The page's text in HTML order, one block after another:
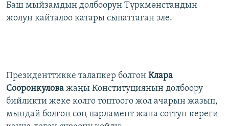
Баш мыйзамдын долбоорун Түркмөнстандын
жолун кайталоо катары сыпаттаган эле.
Президенттикке талапкер болгон Клара
Сооронкулова жаңы Конституциянын долбоору
бийликти жеке колго топтоого жол ачарын жазып,
мындай болгон соң парламент жана соттун кереги